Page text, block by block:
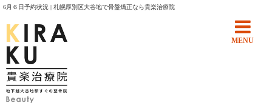
6月６日予約状況 | 札幌厚別区大谷地で骨盤矯正なら貴楽治療院
MENU